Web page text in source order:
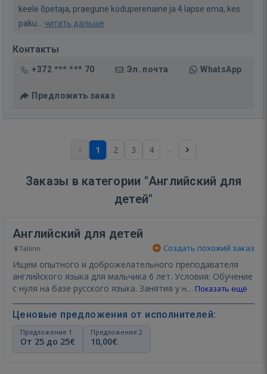
keele õpetaja, praegune koduperenaine ja 4 lapse ema, kes
paku... читать дальше
Контакты
+372 *** *** 70 Эл. почта WhatsApp
Предложить заказ
1 2 3 4 ...
Заказы в категории "Английский для
детей"
Английский для детей
Tallinn Создать похожий заказ
Ищем опытного и доброжелательного преподавателя
английского языка для мальчика 6 лет. Условия: Обучение
с нуля на базе русского языка. Занятия у н… Показать ещё
Ценовые предложения от исполнителей:
Предложение 1
От 25 до 25€
Предложение 2
10,00€